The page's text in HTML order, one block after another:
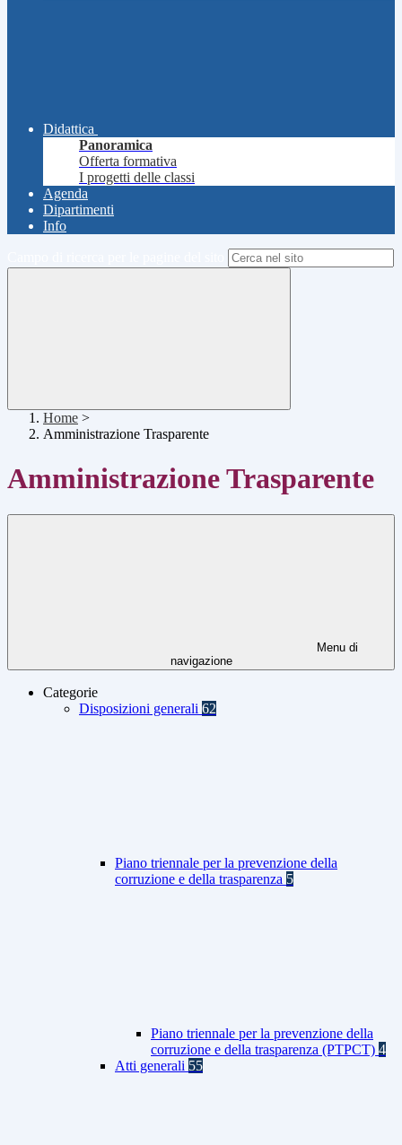
Didattica
Panoramica
Offerta formativa
I progetti delle classi
Agenda
Dipartimenti
Info
Home >
Amministrazione Trasparente
Amministrazione Trasparente
Menu di
navigazione
Categorie
Disposizioni generali 62
Piano triennale per la prevenzione della
corruzione e della trasparenza 5
Piano triennale per la prevenzione della
corruzione e della trasparenza (PTPCT) 4
Atti generali 55